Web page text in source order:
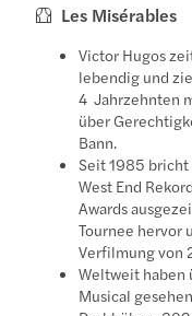
Les Misérables
Victor Hugos
lebendig und
4 Jahrzehnten
über
Bann.
Seit 1985 bricht
West End
Awards
Tournee hervor
Verfilmung von
Weltweit haben
Musical